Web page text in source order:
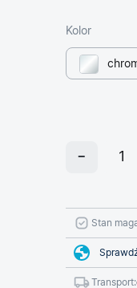
Kolor
Stan
Transport: